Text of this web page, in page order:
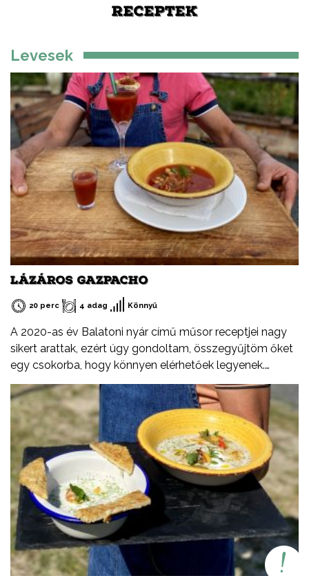
RECEPTEK
Levesek
LÁZÁROS GAZPACHO
20 perc 4 adag Könnyű
A 2020-as év Balatoni nyár című műsor receptjei nagy
sikert arattak, ezért úgy gondoltam, összegyűjtöm őket
egy csokorba, hogy könnyen elérhetőek legyenek.
Ezeket a recepteket nem csak nyáron, hanem az év
minden időszakában elkészítheted, mint ahogy a
Balatont is egész évben látogathatod! Jó főzést, és jó
étvágyát kívánok!